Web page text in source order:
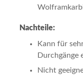
Nachteile:
Kann für
Durchgänge
Nicht